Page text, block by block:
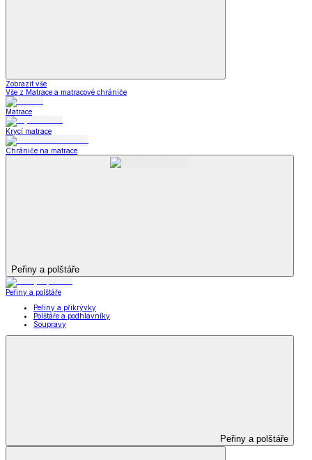
Zobrazit vše
Vše z Matrace a matracové chrániče
Matrace
Krycí matrace
Chrániče na matrace
Peřiny a polštáře
Peřiny a polštáře
Peřiny a přikrývky
Polštáře a podhlavníky
Soupravy
Peřiny a polštáře